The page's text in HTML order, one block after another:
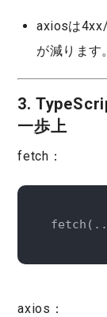
axiosは
が減ります。
3.
一歩上
fetch：
axios：